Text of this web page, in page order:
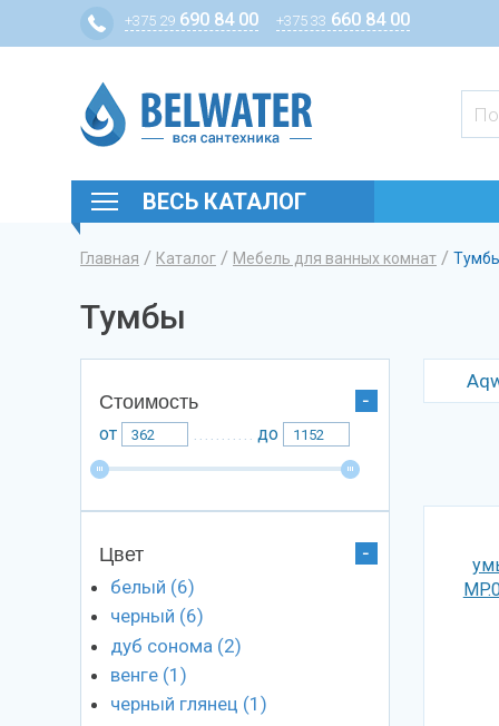
+375 29 690 84 00 +375 33 660 84 00
ВЕСЬ КАТАЛОГ
Вы здесь
Главная / Каталог / Мебель для ванных комнат /
Тумбы
Стоимость
от до
Цвет
белый (6)
черный (6)
дуб сонома (2)
венге (1)
черный глянец (1)